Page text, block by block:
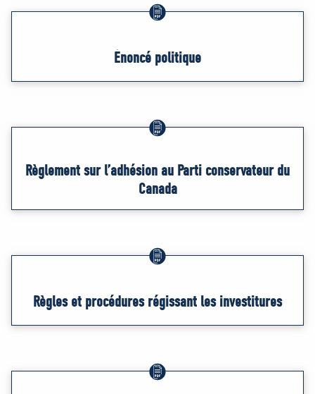
Énoncé politique
Règlement sur l’adhésion au Parti conservateur du
Canada
Règles et procédures régissant les investitures